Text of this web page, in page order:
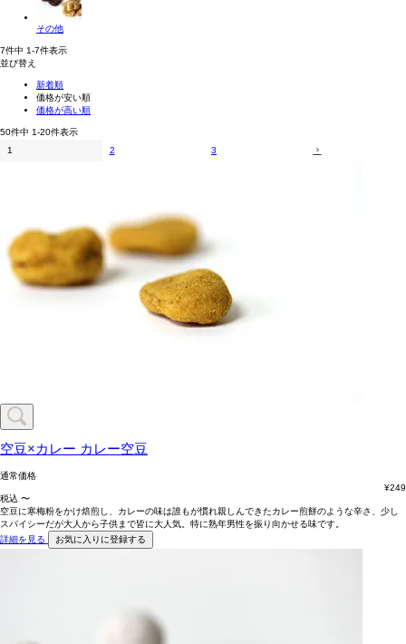
その他
7件中 1-7件表示
並び替え
新着順
価格が安い順
価格が高い順
50件中 1-20件表示
1
2 3
空豆×カレー カレー空豆
通常価格
¥249
税込 〜
空豆に寒梅粉をかけ焙煎し、カレーの味は誰もが慣れ親しんできたカレー煎餅のような辛さ、少し
スパイシーだが大人から子供まで皆に大人気。特に熟年男性を振り向かせる味です。
詳細を見る
お気に入りに登録する